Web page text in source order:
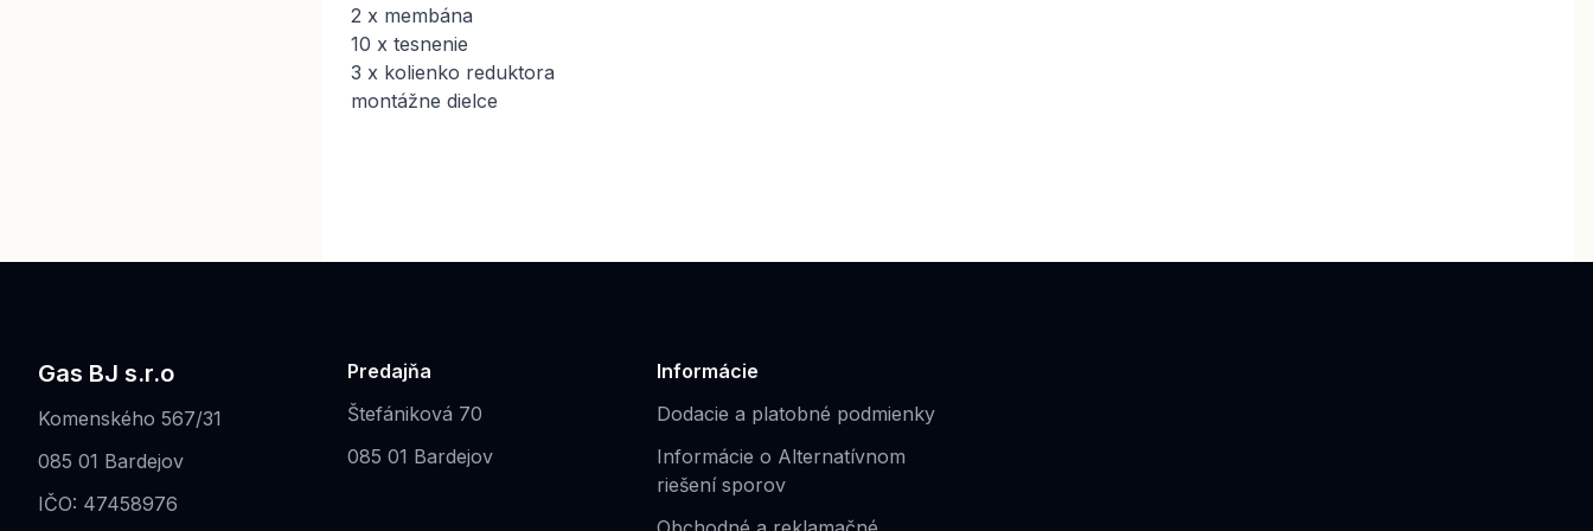
2 x membána
10 x tesnenie
3 x kolienko reduktora
montážne dielce
Gas BJ s.r.o
Komenského 567/31
085 01 Bardejov
IČO: 47458976
Predajňa
Štefániková 70
085 01 Bardejov
Informácie
Dodacie a platobné podmienky
Informácie o Alternatívnom
riešení sporov